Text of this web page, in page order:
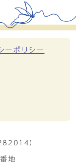
ーポリシー
）
地